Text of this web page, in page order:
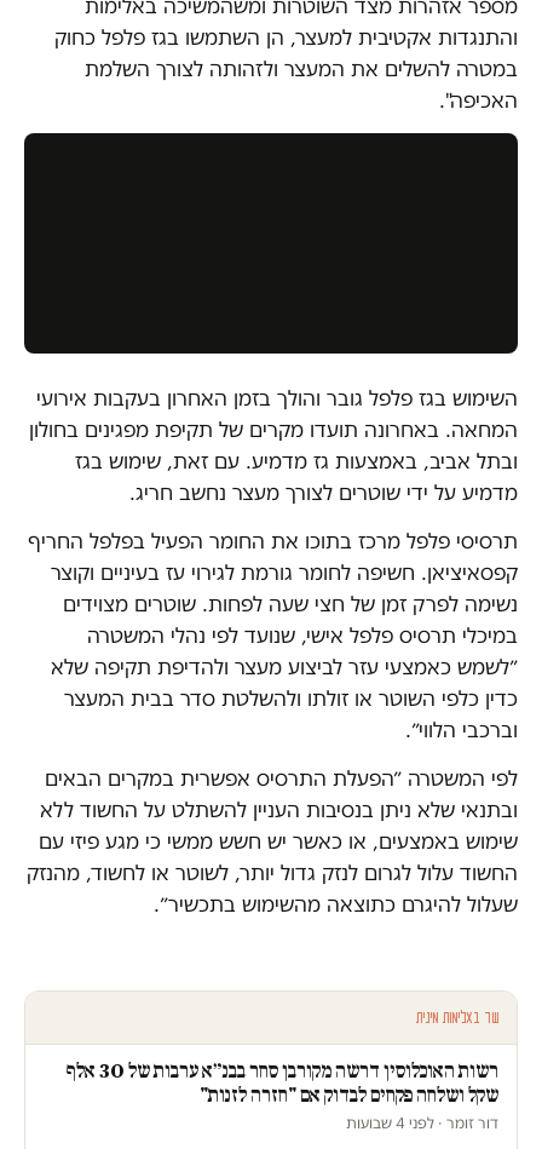
מספר אזהרות מצד השוטרות ומשהמשיכה באלימות
והתנגדות אקטיבית למעצר, הן השתמשו בגז פלפל כחוק
במטרה להשלים את המעצר ולזהותה לצורך השלמת
האכיפה".
השימוש בגז פלפל גובר והולך בזמן האחרון בעקבות אירועי
המחאה. באחרונה תועדו מקרים של תקיפת מפגינים בחולון
ובתל אביב, באמצעות גז מדמיע. עם זאת, שימוש בגז
מדמיע על ידי שוטרים לצורך מעצר נחשב חריג.
תרסיסי פלפל מרכז בתוכו את החומר הפעיל בפלפל החריף
קפסאיציאן. חשיפה לחומר גורמת לגירוי עז בעיניים וקוצר
נשימה לפרק זמן של חצי שעה לפחות. שוטרים מצוידים
במיכלי תרסיס פלפל אישי, שנועד לפי נהלי המשטרה
״לשמש כאמצעי עזר לביצוע מעצר ולהדיפת תקיפה שלא
כדין כלפי השוטר או זולתו ולהשלטת סדר בבית המעצר
וברכבי הלווי״.
לפי המשטרה ״הפעלת התרסיס אפשרית במקרים הבאים
ובתנאי שלא ניתן בנסיבות העניין להשתלט על החשוד ללא
שימוש באמצעים, או כאשר יש חשש ממשי כי מגע פיזי עם
החשוד עלול לגרום לנזק גדול יותר, לשוטר או לחשוד, מהנזק
שעלול להיגרם כתוצאה מהשימוש בתכשיר״.
עוד באלימות מינית
רשות האוכלוסין דרשה מקורבן סחר בבנ״א ערבות של 30 אלף
שקל ושלחה פקחים לבדוק אם "חזרה לזנות"
דור זומר · לפני 4 שבועות